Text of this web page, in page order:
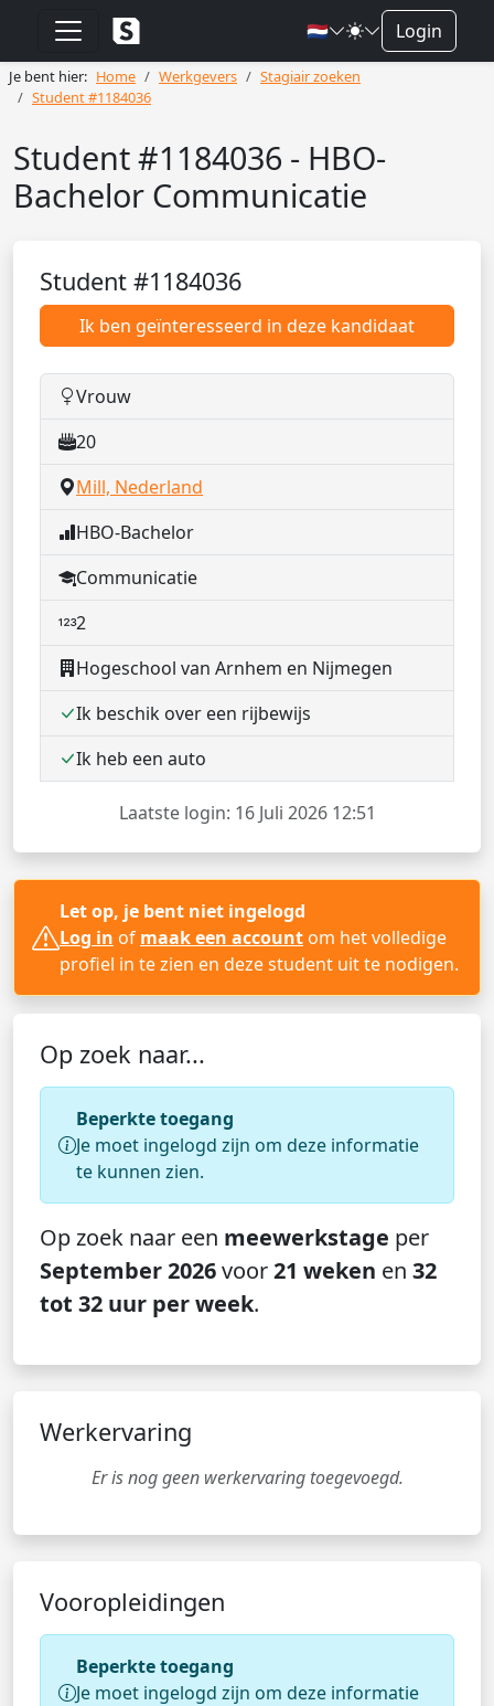
🇳🇱 Login
Je bent hier: Home Werkgevers
Stagiair zoeken
Student #1184036
Student #1184036 - HBO-
Bachelor Communicatie
Student #1184036
Ik ben geïnteresseerd in deze kandidaat
Vrouw
20
Mill, Nederland
HBO-Bachelor
Communicatie
2
Hogeschool van Arnhem en Nijmegen
Ik beschik over een rijbewijs
Ik heb een auto
Laatste login: 16 Juli 2026 12:51
Let op, je bent niet ingelogd
Log in of maak een account om het volledige
profiel in te zien en deze student uit te nodigen.
Op zoek naar...
Beperkte toegang
Je moet ingelogd zijn om deze informatie
te kunnen zien.
Op zoek naar een meewerkstage per
September 2026voor21 weken en 32
tot 32 uur per week.
Werkervaring
Er is nog geen werkervaring toegevoegd.
Vooropleidingen
Beperkte toegang
Je moet ingelogd zijn om deze informatie